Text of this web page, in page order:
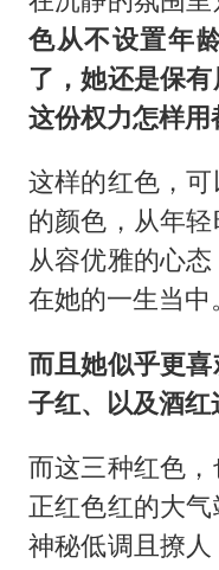
色从不设置年
了，她还是保
这份权力怎样用
这样的红色，
的颜色，从年
从容优雅的心
在她的一生当中。
而且她似乎更
子红、以及酒红
而这三种红色，
正红色红的大
神秘低调且撩